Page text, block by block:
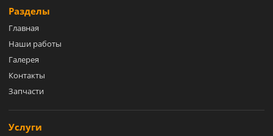
Разделы
Главная
Наши работы
Галерея
Контакты
Запчасти
Услуги